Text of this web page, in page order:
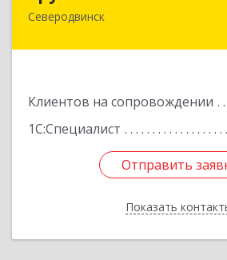
Северодвинск
Клиентов на сопровождении
1С:Специалист
Отправить
Показать
164500, Архангельская обл,
Отправить
Назад